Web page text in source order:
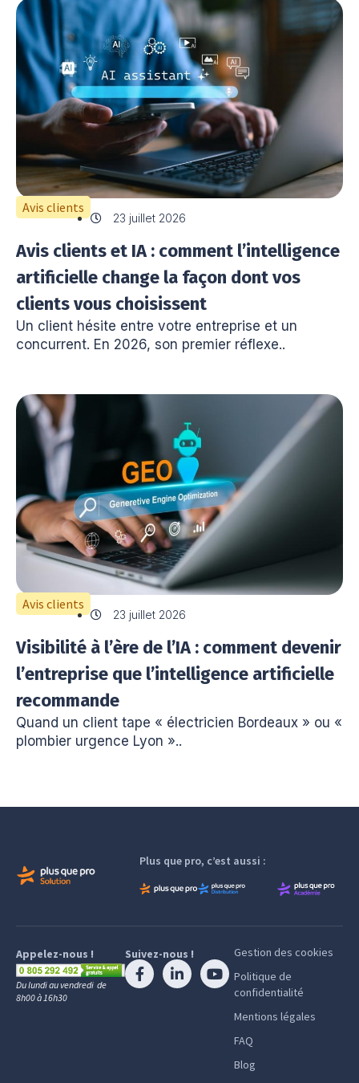
Avis clients
23 juillet 2026
Avis clients et IA : comment l’intelligence
artificielle change la façon dont vos
clients vous choisissent
Un client hésite entre votre entreprise et un
concurrent. En 2026, son premier réflexe..
Avis clients
23 juillet 2026
Visibilité à l’ère de l’IA : comment devenir
l’entreprise que l’intelligence artificielle
recommande
Quand un client tape « électricien Bordeaux » ou «
plombier urgence Lyon »..
Plus que pro, c’est aussi :
Appelez-nous !
Du lundi au vendredi de
8h00 à 16h30
Suivez-nous !
Gestion des cookies
Politique de
confidentialité
Mentions légales
FAQ
Blog